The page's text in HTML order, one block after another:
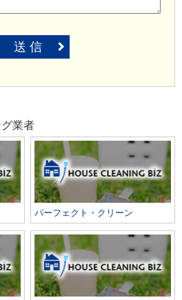
送 信
業者
パーフェクト・クリーン